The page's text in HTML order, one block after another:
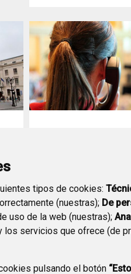
tipos de cookies:
(nuestras); De
uso de la web (nuestras);
los servicios que ofrece (de
pulsando el botón